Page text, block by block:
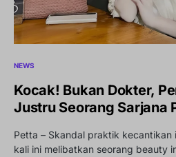
NEWS
Kocak! Bukan Dokter,
Justru Seorang Sarjana
Petta – Skandal praktik kecantikan
kali ini melibatkan seorang beauty